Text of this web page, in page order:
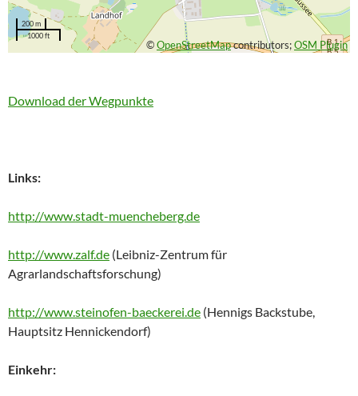
©OpenStreetMapcontributors;OSM Plugin
200 m
1000 ft
Download der Wegpunkte
Links:
http://www.stadt-muencheberg.de
http://www.zalf.de (Leibniz-Zentrum für
Agrarlandschaftsforschung)
http://www.steinofen-baeckerei.de (Hennigs Backstube,
Hauptsitz Hennickendorf)
Einkehr: